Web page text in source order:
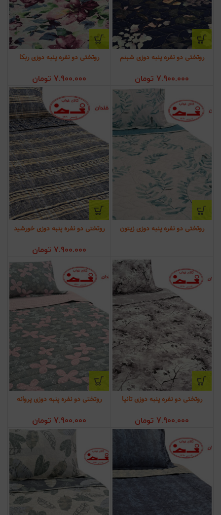
روتختی دو نفره پنبه دوزی شبنم
7.900.000 تومان
روتختی دو نفره پنبه دوزی ربکا
7.900.000 تومان
روتختی دو نفره پنبه دوزی زیتون
روتختی دو نفره پنبه دوزی خورشید
7.900.000 تومان
روتختی دو نفره پنبه دوزی تانیا
7.900.000 تومان
روتختی دو نفره پنبه دوزی پروانه
7.900.000 تومان